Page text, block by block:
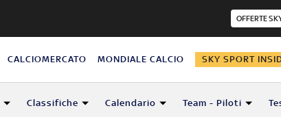
OFFERTE
CALCIOMERCATO MONDIALE CALCIO SKY SPORT
Classifiche Calendario Team - Piloti